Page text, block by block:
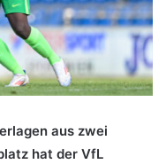
aus zwei
hat der VfL